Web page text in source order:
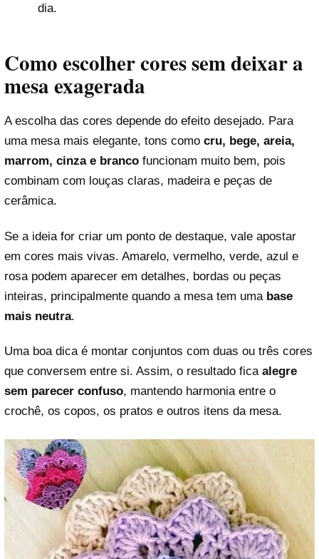
dia.
Como escolher cores sem deixar a
mesa exagerada
A escolha das cores depende do efeito desejado. Para
uma mesa mais elegante, tons como cru, bege, areia,
marrom, cinza e branco funcionam muito bem, pois
combinam com louças claras, madeira e peças de
cerâmica.
Se a ideia for criar um ponto de destaque, vale apostar
em cores mais vivas. Amarelo, vermelho, verde, azul e
rosa podem aparecer em detalhes, bordas ou peças
inteiras, principalmente quando a mesa tem uma base
mais neutra.
Uma boa dica é montar conjuntos com duas ou três cores
que conversem entre si. Assim, o resultado fica alegre
sem parecer confuso, mantendo harmonia entre o
crochê, os copos, os pratos e outros itens da mesa.